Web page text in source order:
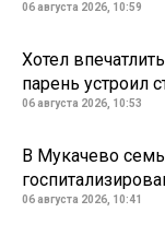
06 августа 2026, 10:59
Хотел
парень устроил
06 августа 2026, 10:53
В Мукачево
06 августа 2026, 10:41